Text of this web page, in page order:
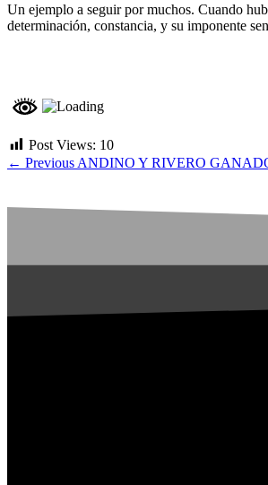
Un ejemplo a seguir por muchos. Cuando
determinación, constancia, y su imponente
Post Views: 10
← Previous ANDINO Y RIVERO